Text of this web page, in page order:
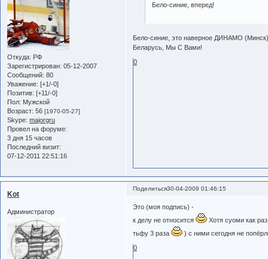
Откуда: РФ
Зарегистрирован: 05-12-2007
Сообщений: 80
Уважение: [+1/-0]
Позитив: [+11/-0]
Пол: Мужской
Возраст: 56 [1970-05-27]
Skype: majorgru
Провел на форуме:
3 дня 15 часов
Последний визит:
07-12-2011 22:51:16
Бело-синие, вперед!
Бело-синие, это наверное ДИНАМО
Беларусь, Мы С Вами!
0
Поделиться30-04-2009 01:46:15
Kot
Администратор
Это (моя подпись) -
к делу не относится
Хотя суоми как
тьфу 3 раза
) с ними сегодня не
0